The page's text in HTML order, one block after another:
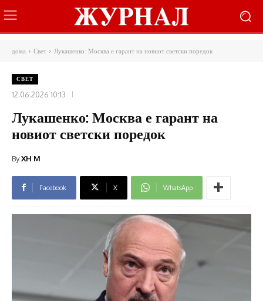
дома Свет Лукашенко: Москва е гарант на новиот светски поредок
СВЕТ
12.06.2026 10:13
Лукашенко: Москва е гарант на
новиот светски поредок
ByXH M
Facebook X WhatsApp